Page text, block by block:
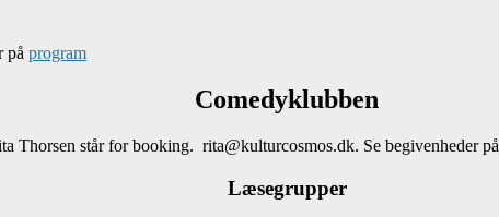
på program
Comedyklubben
Thorsen står for booking. rita@kulturcosmos.dk. Se begivenheder på
Læsegrupper